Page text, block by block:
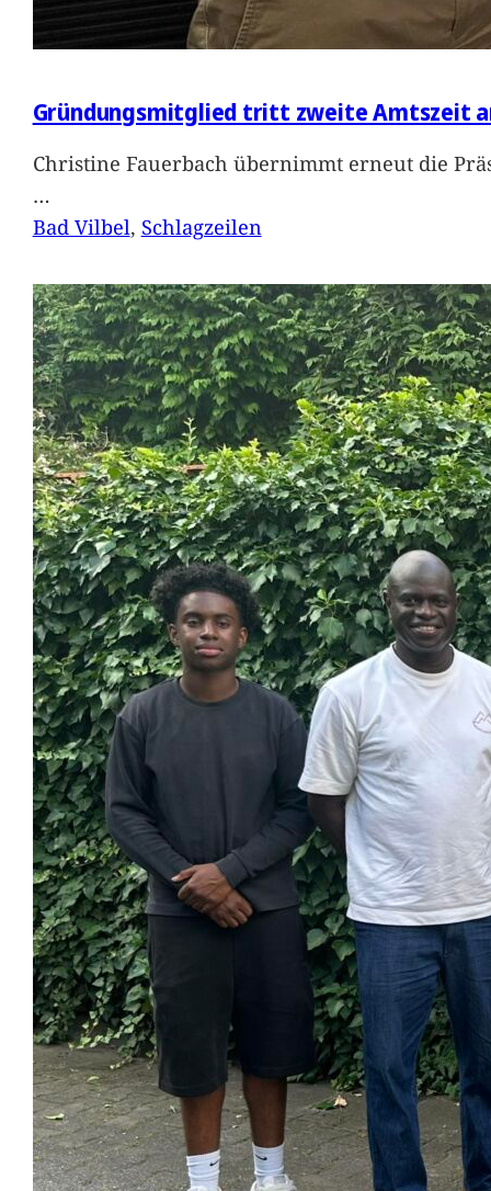
Gründungsmitglied tritt zweite Amtszeit
Christine Fauerbach übernimmt erneut die
…
Bad Vilbel, Schlagzeilen